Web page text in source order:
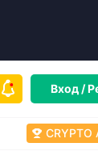
Вход /
CRYPTO